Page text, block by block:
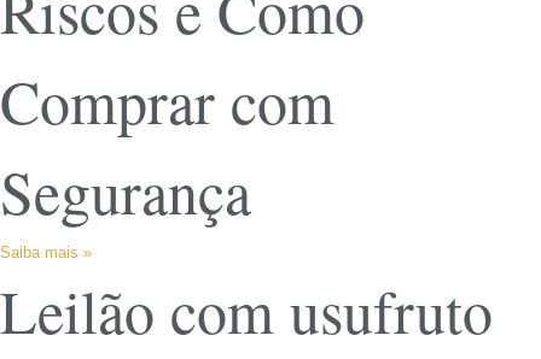
Comprar com
Segurança
Saiba mais »
Leilão com usufruto